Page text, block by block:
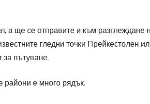
а ще се отправите и към разглеждане
гледни точки Прейкестолен
пътуване.
райони е много рядък.